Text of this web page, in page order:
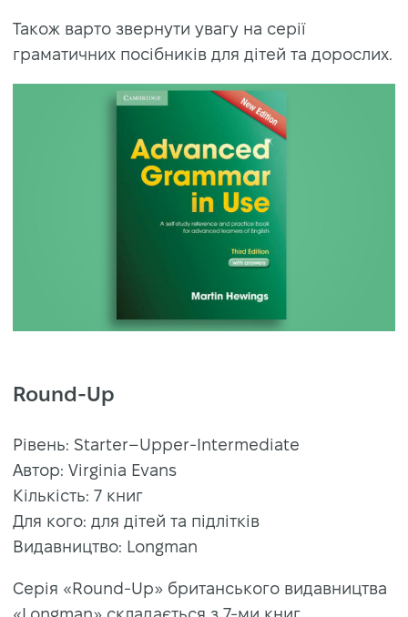
Також варто звернути увагу на серії
граматичних посібників для дітей та дорослих.
Round-Up
Рівень: Starter–Upper-Intermediate
Автор: Virginia Evans
Кількість: 7 книг
Для кого: для дітей та підлітків
Видавництво: Longman
Серія «Round-Up» британського видавництва